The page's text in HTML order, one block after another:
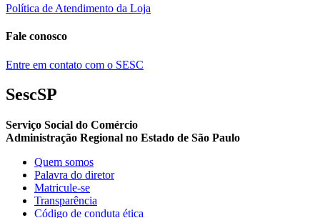
Política de Atendimento da Loja
Fale conosco
Entre em contato com o SESC
SescSP
Serviço Social do Comércio
Administração Regional no Estado de São Paulo
Quem somos
Palavra do diretor
Matricule-se
Transparência
Código de conduta ética